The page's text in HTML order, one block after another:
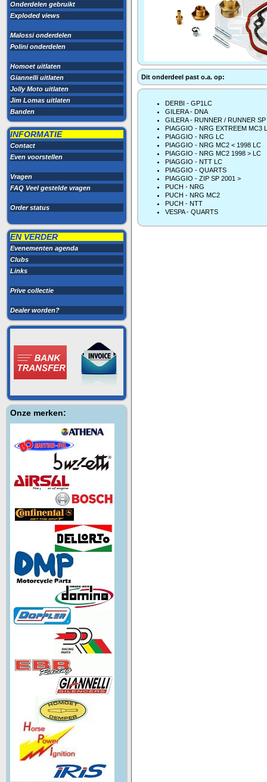
Onderdelen gebruikt
Exploded views
Malossi onderdelen
Polini onderdelen
Homoet uitlaten
Giannelli uitlaten
Jolly Moto uitlaten
Jim Lomas uitlaten
Banden
INFORMATIE
Contact
Even voorstellen
Vragen
FAQ Veel gestelde vragen
Order status
EN VERDER
Evenementen agenda
Clubs
Links
Prive collectie
Dealer worden?
Onze merken:
Dit onderdeel past o.a. op:
DERBI - GP1LC
GILERA - DNA
GILERA - RUNNER / RUNNER SP
PIAGGIO - NRG EXTREEM MC3
PIAGGIO - NRG LC
PIAGGIO - NRG MC2 < 1998 LC
PIAGGIO - NRG MC2 1998 > LC
PIAGGIO - NTT LC
PIAGGIO - QUARTS
PIAGGIO - ZIP SP 2001 >
PUCH - NRG
PUCH - NRG MC2
PUCH - NTT
VESPA - QUARTS